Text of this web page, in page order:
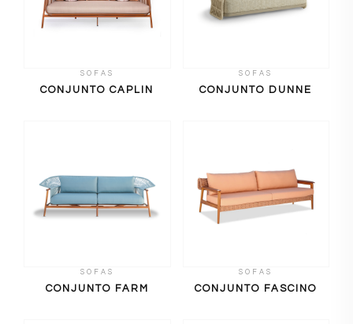
SOFAS
CONJUNTO CAPLIN
SOFAS
CONJUNTO DUNNE
SOFAS
CONJUNTO FARM
SOFAS
CONJUNTO FASCINO